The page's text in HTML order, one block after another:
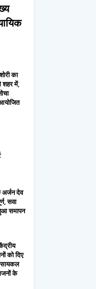
का
शहर में,
अर्जन देव
सवा
समापन
को दिए
के